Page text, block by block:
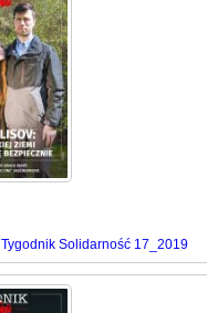
Tygodnik Solidarność 17_2019